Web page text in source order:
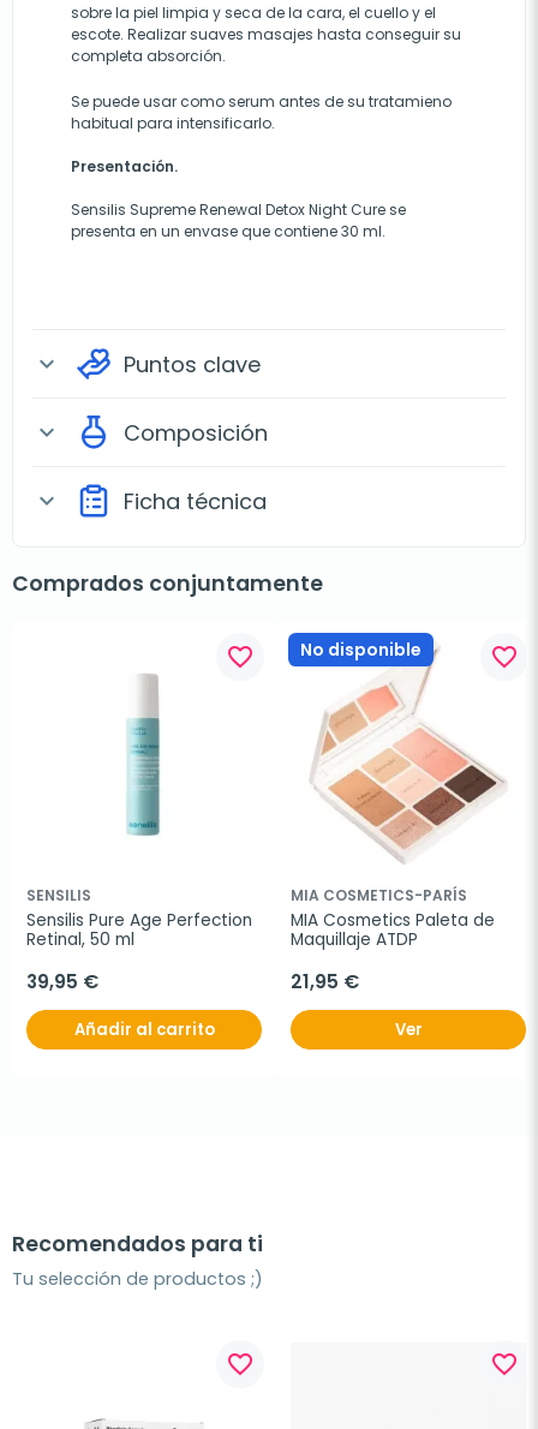
sobre la piel limpia y seca de la cara, el cuello y el
escote. Realizar suaves masajes hasta conseguir su
completa absorción.
Se puede usar como serum antes de su tratamieno
habitual para intensificarlo.
Presentación.
Sensilis Supreme Renewal Detox Night Cure se
presenta en un envase que contiene 30 ml.
expand_more Puntos clave
expand_more Composición
expand_more Ficha técnica
Comprados conjuntamente
favorite_border
SENSILIS
Sensilis Pure Age Perfection
Retinal, 50 ml
39,95 €
Añadir al carrito
No disponible favorite_border
MIA COSMETICS-PARÍS
MIA Cosmetics Paleta de
Maquillaje ATDP
21,95 €
Ver
Recomendados para ti
Tu selección de productos ;)
favorite_border favorite_border